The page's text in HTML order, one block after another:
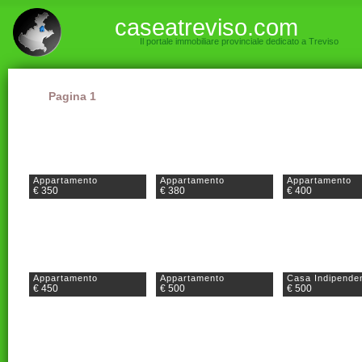
caseatreviso.com
Il portale immobiliare provinciale dedicato a Treviso
Pagina 1
Appartamento
€ 350
Appartamento
€ 380
Appartamento
€ 400
Appartamento
€ 450
Appartamento
€ 500
Casa
€ 500